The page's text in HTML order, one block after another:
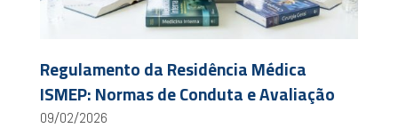
Regulamento da Residência Médica
ISMEP: Normas de Conduta e Avaliação
09/02/2026